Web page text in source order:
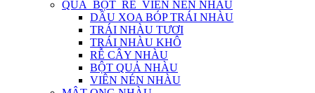
QUẢ_BỘT_RỄ_VIÊN NÉN NHÀU
DẦU XOA BÓP TRÁI NHÀU
TRÁI NHÀU TƯƠI
TRÁI NHÀU KHÔ
RỄ CÂY NHÀU
BỘT QUẢ NHÀU
VIÊN NÉN NHÀU